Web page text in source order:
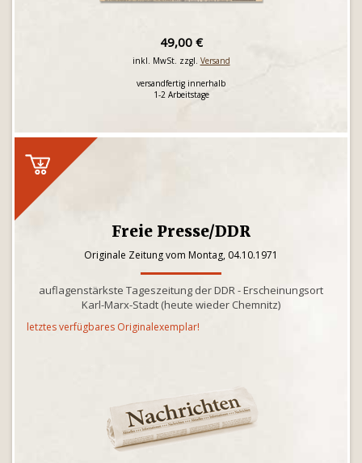
49,00 €
inkl. MwSt. zzgl. Versand
versandfertig innerhalb
1-2 Arbeitstage
Freie Presse/DDR
Originale Zeitung vom Montag, 04.10.1971
auflagenstärkste Tageszeitung der DDR - Erscheinungsort
Karl-Marx-Stadt (heute wieder Chemnitz)
letztes verfügbares Originalexemplar!